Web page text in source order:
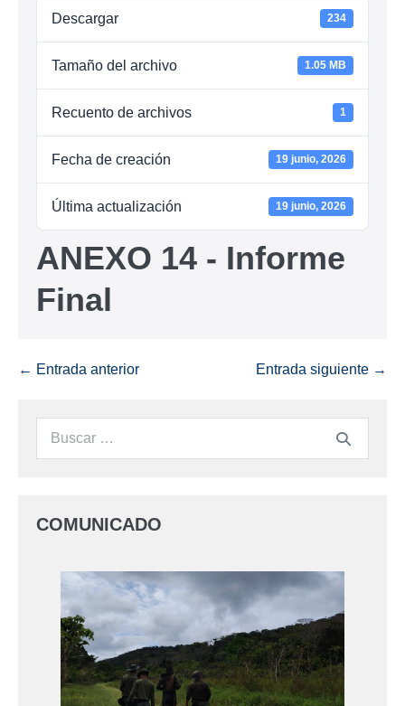
Descargar 234
Tamaño del archivo 1.05 MB
Recuento de archivos 1
Fecha de creación 19 junio, 2026
Última actualización 19 junio, 2026
ANEXO 14 - Informe
Final
← Entrada anterior Entrada siguiente →
COMUNICADO